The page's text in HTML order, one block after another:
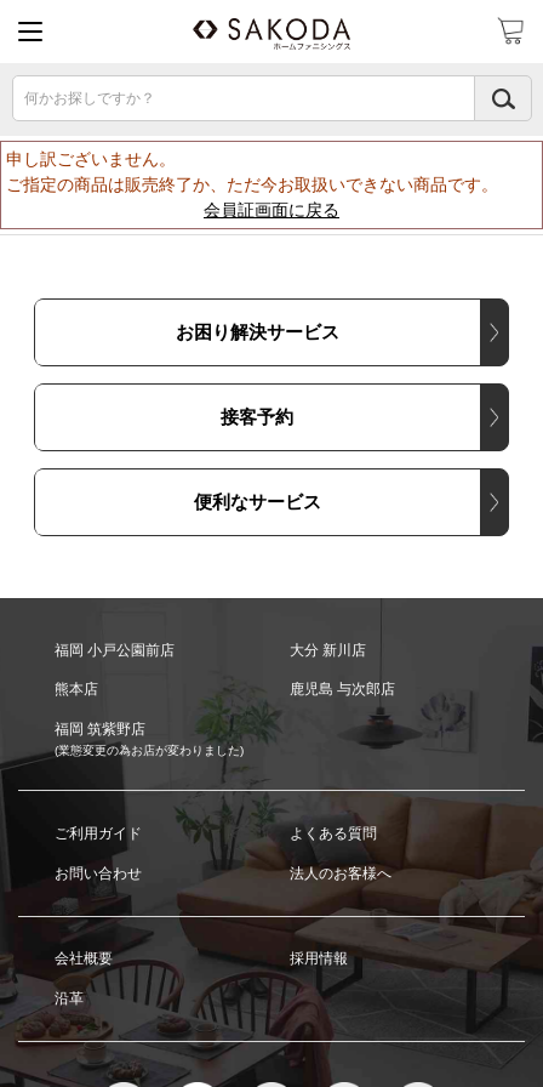
何かお探しですか？
申し訳ございません。
ご指定の商品は販売終了か、ただ今お取扱いできない商品です。
会員証画面に戻る
お困り解決サービス
接客予約
便利なサービス
福岡 小戸公園前店 大分 新川店
熊本店 鹿児島 与次郎店
福岡 筑紫野店
(業態変更の為お店が変わりました)
ご利用ガイド よくある質問
お問い合わせ 法人のお客様へ
会社概要 採用情報
沿革